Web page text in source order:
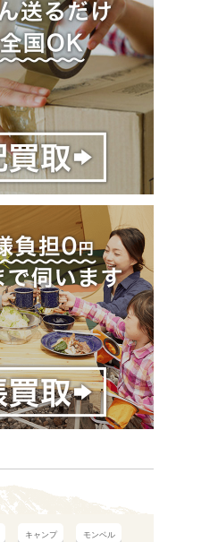
キャンプ モンベル